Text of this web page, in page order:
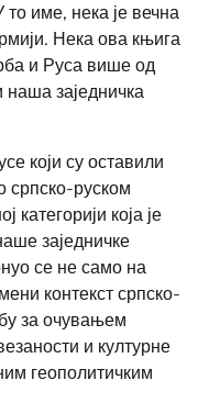
то име, нека је вечна
Нека ова књига
и Руса више од
наша заједничка
који су оставили
српско-руском
категорији која је
заједничке
се не само на
контекст српско-
за очувањем
и културне
геополитичким